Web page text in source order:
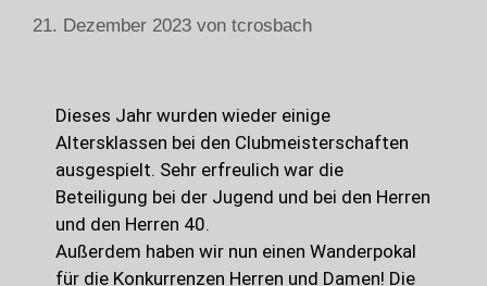
21. Dezember 2023 von tcrosbach
Dieses Jahr wurden wieder einige
Altersklassen bei den Clubmeisterschaften
ausgespielt. Sehr erfreulich war die
Beteiligung bei der Jugend und bei den Herren
und den Herren 40.
Außerdem haben wir nun einen Wanderpokal
für die Konkurrenzen Herren und Damen! Die